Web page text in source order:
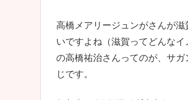
高橋メアリージュンがさんが
いですよね（滋賀ってどんな
の高橋祐治さんってのが、サ
じです。